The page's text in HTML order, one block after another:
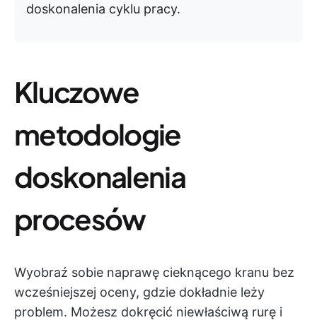
doskonalenia cyklu pracy.
Kluczowe
metodologie
doskonalenia
procesów
Wyobraź sobie naprawę cieknącego kranu bez
wcześniejszej oceny, gdzie dokładnie leży
problem. Możesz dokręcić niewłaściwą rurę i